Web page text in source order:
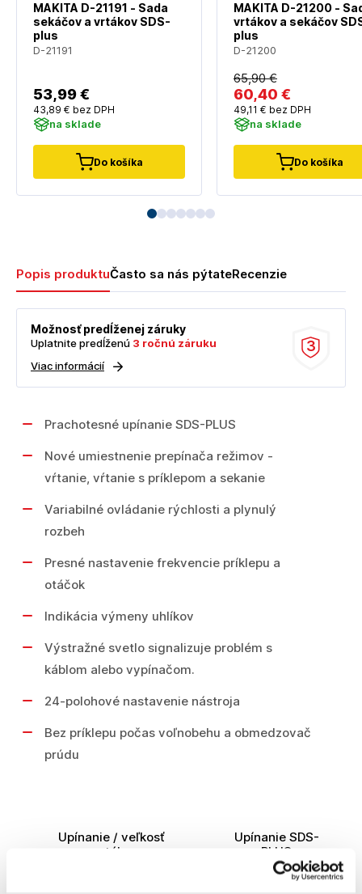
MAKITA D-21191 - Sada
sekáčov a vrtákov SDS-
plus
D-21191
53,99 €
43,89 € bez DPH
na sklade
Do košíka
MAKITA D-21200 -
vrtákov a sekáčov
plus
D-21200
65,90 €
60,40 €
49,11 € bez DPH
na sklade
Do košíka
Popis produktuČasto sa nás pýtateRecenzie
3
Možnosť predĺženej záruky
Uplatnite predĺženú 3 ročnú záruku
Viac informácií
Prachotesné upínanie SDS-PLUS
Nové umiestnenie prepínača režimov -
vŕtanie, vŕtanie s príklepom a sekanie
Variabilné ovládanie rýchlosti a plynulý
rozbeh
Presné nastavenie frekvencie príklepu a
otáčok
Indikácia výmeny uhlíkov
Výstražné svetlo signalizuje problém s
káblom alebo vypínačom.
24-polohové nastavenie nástroja
Bez príklepu počas voľnobehu a obmedzovač
prúdu
Upínanie / veľkosť
vrtáka
Upínanie SDS-
PLUS